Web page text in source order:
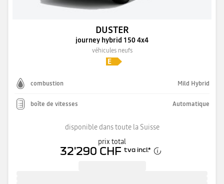
DUSTER
journey hybrid 150 4x4
véhicules neufs
combustion Mild Hybrid
boîte de vitesses Automatique
disponible dans toute la Suisse
prix total
32'290 CHF tva incl.*